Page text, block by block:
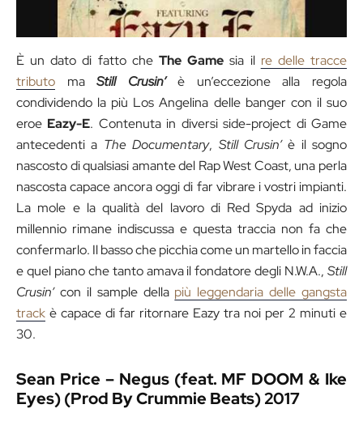
È un dato di fatto che The Game sia il re delle tracce
tributo maStill Crusin’
è un’eccezione alla regola
condividendo la più Los Angelina delle banger con il suo
eroe Eazy-E. Contenuta in diversi side-project di Game
antecedenti a The Documentary, Still Crusin’è il sogno
nascosto di qualsiasi amante del Rap West Coast, una perla
nascosta capace ancora oggi di far vibrare i vostri impianti.
La mole e la qualità del lavoro di Red Spyda ad inizio
millennio rimane indiscussa e questa traccia non fa che
confermarlo. Il basso che picchia come un martello in faccia
e quel piano che tanto amava il fondatore degli N.W.A., Still
Crusin’con il sample della più leggendaria delle gangsta
track è capace di far ritornare Eazy tra noi per 2 minuti e
30.
Sean Price – Negus (feat. MF DOOM & Ike
Eyes) (Prod By Crummie Beats) 2017